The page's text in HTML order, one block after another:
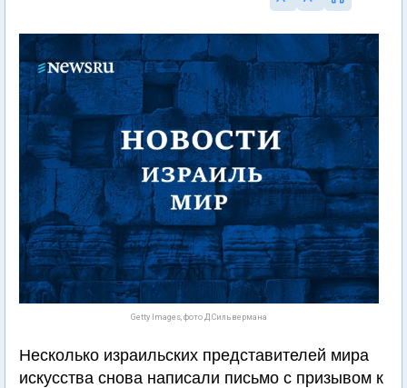
Getty Images, фото Д.Сильвермана
Несколько израильских представителей мира
искусства снова написали письмо с призывом к